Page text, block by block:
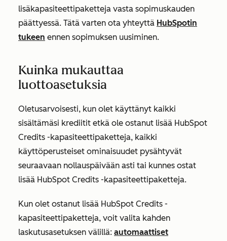
lisäkapasiteettipaketteja vasta sopimuskauden
päättyessä. Tätä varten ota yhteyttä HubSpotin
tukeen ennen sopimuksen uusiminen.
Kuinka mukauttaa
luottoasetuksia
Oletusarvoisesti, kun olet käyttänyt kaikki
sisältämäsi krediitit etkä ole ostanut lisää HubSpot
Credits -kapasiteettipaketteja, kaikki
käyttöperusteiset ominaisuudet pysähtyvät
seuraavaan nollauspäivään asti tai kunnes ostat
lisää HubSpot Credits -kapasiteettipaketteja.
Kun olet ostanut lisää HubSpot Credits -
kapasiteettipaketteja, voit valita kahden
laskutusasetuksen välillä: automaattiset